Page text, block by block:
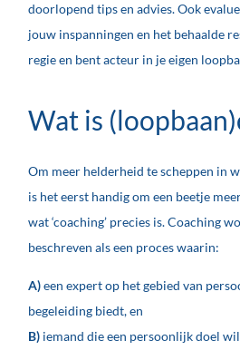
doorlopend tips en advies. Ook
jouw inspanningen en het behaalde
regie en bent acteur in je eigen
Wat is
Om meer helderheid te scheppen in
is het eerst handig om een beetje
wat ‘coaching’ precies is. Coaching
beschreven als een proces waarin:
A)een expert op het gebied van
begeleiding biedt, en
B) iemand die een persoonlijk doel